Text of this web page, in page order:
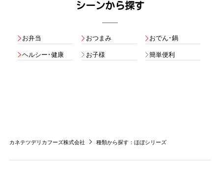
シーンから探す
お弁当 おつまみ おでん･鍋
ヘルシー･健康 お子様 簡単便利
カネテツデリカフーズ株式会社 種類から探す：ほぼシリーズ